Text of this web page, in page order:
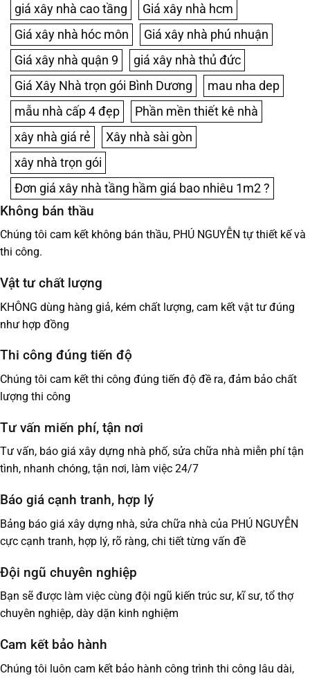
giá xây nhà cao tầng
Giá xây nhà hcm
Giá xây nhà hóc môn
Giá xây nhà phú nhuận
Giá xây nhà quận 9
giá xây nhà thủ đức
Giá Xây Nhà trọn gói Bình Dương
mau nha dep
mẫu nhà cấp 4 đẹp
Phần mền thiết kê nhà
xây nhà giá rẻ
Xây nhà sài gòn
xây nhà trọn gói
Đơn giá xây nhà tầng hầm giá bao nhiêu 1m2 ?
Không bán thầu
Chúng tôi cam kết không bán thầu, PHÚ NGUYỄN tự thiết kế và
thi công.
Vật tư chất lượng
KHÔNG dùng hàng giả, kém chất lượng, cam kết vật tư đúng
như hợp đồng
Thi công đúng tiến độ
Chúng tôi cam kết thi công đúng tiến độ đề ra, đảm bảo chất
lượng thi công
Tư vấn miến phí, tận nơi
Tư vấn, báo giá xây dựng nhà phố, sửa chữa nhà miễn phí tận
tình, nhanh chóng, tận nơi, làm việc 24/7
Báo giá cạnh tranh, hợp lý
Bảng báo giá xây dựng nhà, sửa chữa nhà của PHÚ NGUYỄN
cực cạnh tranh, hợp lý, rõ ràng, chi tiết từng vấn đề
Đội ngũ chuyên nghiệp
Bạn sẽ được làm việc cùng đội ngũ kiến trúc sư, kĩ sư, tổ thợ
chuyên nghiệp, dày dặn kinh nghiệm
Cam kết bảo hành
Chúng tôi luôn cam kết bảo hành công trình thi công lâu dài,